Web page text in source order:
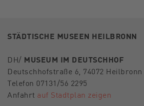
STÄDTISCHE MUSEEN HEILBRONN
DH/ MUSEUM IM DEUTSCHHOF
Deutschhofstraße 6, 74072 Heilbronn
Telefon 07131/56 2295
Anfahrt auf Stadtplan zeigen